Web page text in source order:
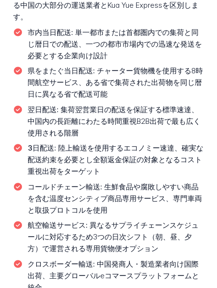
る中国の大部分の運送業者とKua Yue Expressを区別しま
す。
市内当日配送: 単一都市または首都圏内での集荷と同
じ暦日での配送、一つの都市市場内での迅速な発送を
必要とする企業向け設計
県をまたぐ当日配送: チャーター貨物機を使用する8時
間航空サービス、ある省で集荷された出荷物を同じ暦
日に異なる省で配送可能
翌日配送: 集荷翌営業日の配送を保証する標準速達、
中国内の長距離にわたる時間重視B2B出荷で最も広く
使用される階層
3日配送: 陸上輸送を使用するエコノミー速達、確実な
配送約束を必要とし全額返金保証の対象となるコスト
重視出荷をターゲット
コールドチェーン輸送: 生鮮食品や腐敗しやすい商品
を含む温度センシティブ商品専用サービス、専門車両
と取扱プロトコルを使用
航空輸送サービス: 異なるサプライチェーンスケジュ
ールに対応するため3つの日次シフト（朝、昼、夕
方）で運営される専用貨物便オプション
クロスボーダー輸送: 中国発商人・製造業者向け国際
出荷、主要グローバルeコマースプラットフォームと